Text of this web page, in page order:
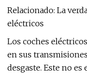
Relacionado: La
eléctricos
Los coches
en sus
desgaste. Este no es